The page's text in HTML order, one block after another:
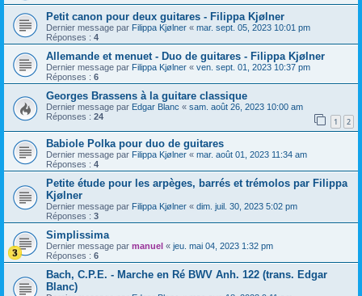
Petit canon pour deux guitares - Filippa Kjølner
Dernier message par Filippa Kjølner « mar. sept. 05, 2023 10:01 pm
Réponses : 4
Allemande et menuet - Duo de guitares - Filippa Kjølner
Dernier message par Filippa Kjølner « ven. sept. 01, 2023 10:37 pm
Réponses : 6
Georges Brassens à la guitare classique
Dernier message par Edgar Blanc « sam. août 26, 2023 10:00 am
Réponses : 24 1 2
Babiole Polka pour duo de guitares
Dernier message par Filippa Kjølner « mar. août 01, 2023 11:34 am
Réponses : 4
Petite étude pour les arpèges, barrés et trémolos par Filippa
Kjølner
Dernier message par Filippa Kjølner « dim. juil. 30, 2023 5:02 pm
Réponses : 3
Simplissima
Dernier message par manuel « jeu. mai 04, 2023 1:32 pm
Réponses : 6
Bach, C.P.E. - Marche en Ré BWV Anh. 122 (trans. Edgar
Blanc)